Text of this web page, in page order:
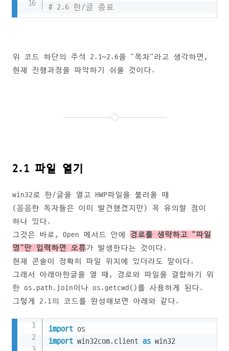
# 2.6 한/글 종료
위 코드 하단의 주석 2.1~2.6을 "목차"라고 생각하면,
현재 진행과정을 파악하기 쉬울 것이다.
2.1 파일 열기
win32로 한/글을 열고 HWP파일을 불러올 때
(꼼꼼한 독자들은 이미 발견했겠지만) 꼭 유의할 점이
하나 있다.
그것은 바로, Open 메서드 안에 경로를 생략하고 "파일
명"만 입력하면 오류가 발생한다는 것이다.
현재 콘솔이 정확히 파일 위치에 있더라도 말이다.
그래서 아래아한글을 열 때, 경로와 파일을 결합하기 위
한 os.path.join이나 os.getcwd()를 사용하게 된다.
그렇게 2.1의 코드를 완성해보면 아래와 같다.
import
import win32com. client as win32